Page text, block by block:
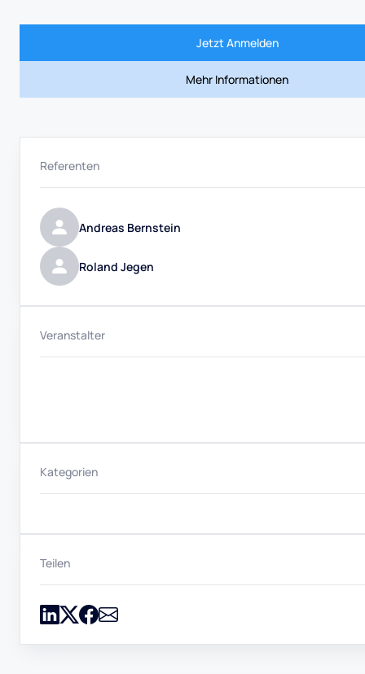
Jetzt Anmelden
Mehr Informationen
Referenten
Andreas Bernstein
Roland Jegen
Veranstalter
Kategorien
Teilen